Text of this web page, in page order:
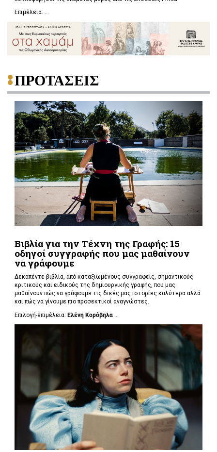
Επιμέλεια: ...
ΠΡΟΤΑΣΕΙΣ
Βιβλία για την Τέχνη της Γραφής: 15
οδηγοί συγγραφής που μας μαθαίνουν
να γράφουμε
Δεκαπέντε βιβλία, από καταξιωμένους συγγραφείς, σημαντικούς
κριτικούς και ειδικούς της δημιουργικής γραφής, που μας
μαθαίνουν πώς να γράφουμε τις δικές μας ιστορίες καλύτερα αλλά
και πώς να γίνουμε πιο προσεκτικοί αναγνώστες.
Επιλογή-επιμέλεια: Ελένη Κορόβηλα